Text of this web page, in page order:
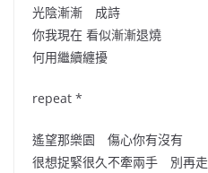
光陰漸漸 成詩
你我現在 看似漸漸退燒
何用繼續纏擾
repeat *
遙望那樂園 傷心你有沒有
很想捉緊很久不牽兩手 別再走